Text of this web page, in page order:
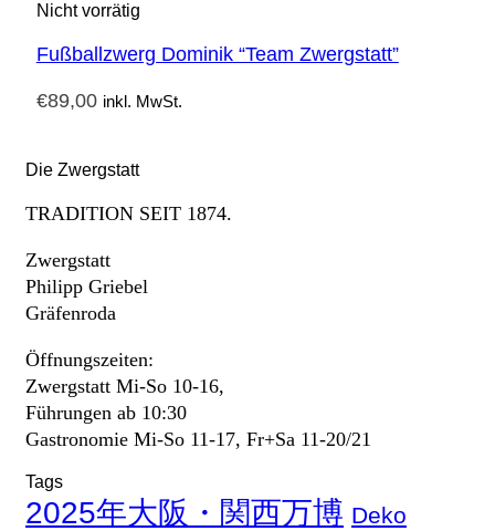
Nicht vorrätig
Fußballzwerg Dominik “Team Zwergstatt”
€89,00 inkl. MwSt.
Die Zwergstatt
TRADITION SEIT 1874.
Zwergstatt
Philipp Griebel
Gräfenroda
Öffnungszeiten:
Zwergstatt Mi-So 10-16,
Führungen ab 10:30
Gastronomie Mi-So 11-17, Fr+Sa 11-20/21
Tags
2025年大阪・関西万博 Deko